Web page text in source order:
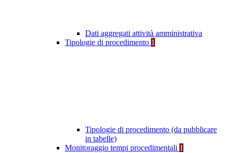
Dati aggregati attività amministrativa
Tipologie di procedimento 1
Tipologie di procedimento (da pubblicare
in tabelle)
Monitoraggio tempi procedimentali 1